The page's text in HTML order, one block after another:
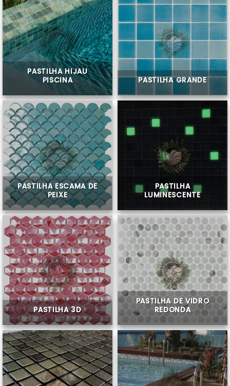
PASTILHA HIJAU
PISCINA
PASTILHA GRANDE
PASTILHA ESCAMA DE
PEIXE
PASTILHA
LUMINESCENTE
PASTILHA 3D
PASTILHA DE VIDRO
REDONDA